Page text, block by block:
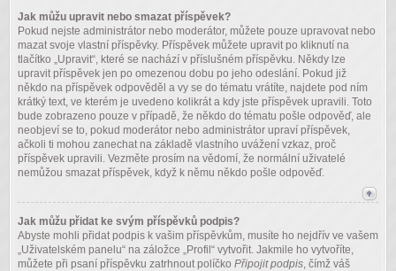
Jak můžu upravit nebo smazat příspěvek?
Pokud nejste administrátor nebo moderátor, můžete pouze upravovat nebo
mazat svoje vlastní příspěvky. Příspěvek můžete upravit po kliknutí na
tlačítko „Upravit“, které se nachází v příslušném příspěvku. Někdy lze
upravit příspěvek jen po omezenou dobu po jeho odeslání. Pokud již
někdo na příspěvek odpověděl a vy se do tématu vrátíte, najdete pod ním
krátký text, ve kterém je uvedeno kolikrát a kdy jste příspěvek upravili. Toto
bude zobrazeno pouze v případě, že někdo do tématu pošle odpověď, ale
neobjeví se to, pokud moderátor nebo administrátor upraví příspěvek,
ačkoli ti mohou zanechat na základě vlastního uvážení vzkaz, proč
příspěvek upravili. Vezměte prosím na vědomí, že normální uživatelé
nemůžou smazat příspěvek, když k němu někdo pošle odpověď.
Jak můžu přidat ke svým příspěvků podpis?
Abyste mohli přidat podpis k vašim příspěvkům, musíte ho nejdřív ve vašem
„Uživatelském panelu“ na záložce „Profil“ vytvořit. Jakmile ho vytvoříte,
můžete při psaní příspěvku zatrhnout políčko Připojit podpis, čímž váš